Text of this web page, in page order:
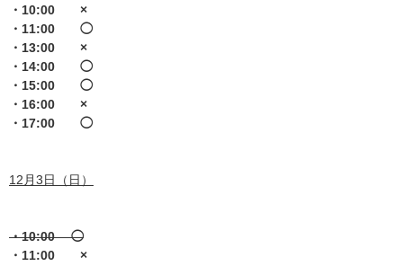
・10:00 ×
・11:00 ◯
・13:00 ×
・14:00 ◯
・15:00 ◯
・16:00 ×
・17:00 ◯
12月3日（日）
・10:00 ◯
・11:00 ×